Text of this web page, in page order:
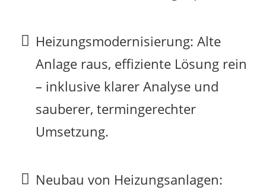
Heizungsmodernisierung: Alte
Anlage raus, effiziente Lösung rein
– inklusive klarer Analyse und
sauberer, termingerechter
Umsetzung.
Neubau von Heizungsanlagen: